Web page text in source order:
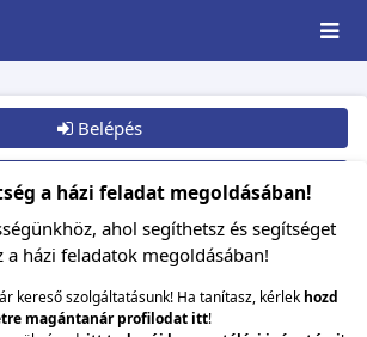
Belépés
Csatlakozom
a házi feladat megoldásában!
ahol segíthetsz és segítséget
a házi feladatok megoldásában!
kereső szolgáltatásunk! Ha tanítasz, kérlek hozd
magántanár profilodat itt!